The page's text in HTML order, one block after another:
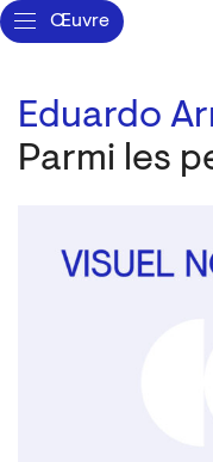
Œuvre
Eduardo
Parmi les